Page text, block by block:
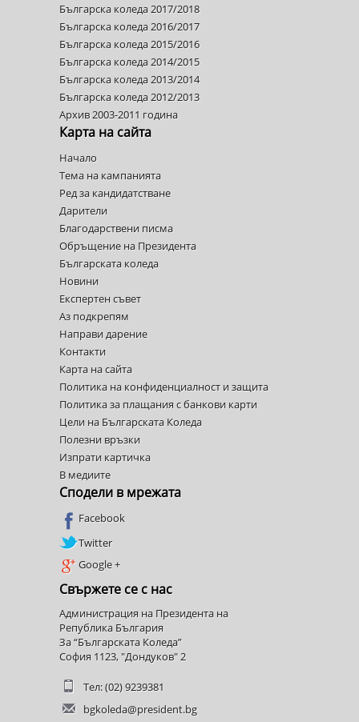
Българска коледа 2017/2018
Българска коледа 2016/2017
Българска коледа 2015/2016
Българска коледа 2014/2015
Българска коледа 2013/2014
Българска коледа 2012/2013
Архив 2003-2011 година
Карта на сайта
Начало
Тема на кампанията
Ред за кандидатстване
Дарители
Благодарствени писма
Обръщение на Президента
Българската коледа
Новини
Експертен съвет
Аз подкрепям
Направи дарение
Контакти
Карта на сайта
Политика на конфиденциалност и защита
Политика за плащания с банкови карти
Цели на Българската Коледа
Полезни връзки
Изпрати картичка
В медиите
Сподели в мрежата
Facebook
Twitter
Google +
Свържете се с нас
Администрация на Президента на
Република България
За “Българската Коледа”
София 1123, "Дондуков" 2
Тел: (02) 9239381
bgkoleda@president.bg